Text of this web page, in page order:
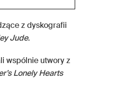
z dyskografii
Jude.
wspólnie utwory z
Lonely Hearts